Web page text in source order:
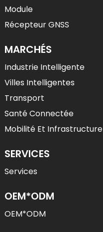
Module
Récepteur GNSS
MARCHÉS
Industrie Intelligente
Villes Intelligentes
Transport
Santé Connectée
Mobilité Et Infrastructure
SERVICES
Services
OEM*ODM
OEM*ODM